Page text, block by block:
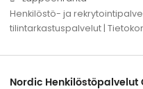
Henkilöstö- ja
tilintarkastuspalvelut |
Nordic Henkilöstöpalvelut